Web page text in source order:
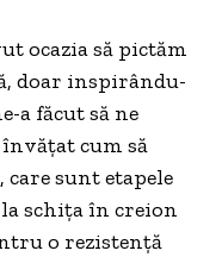
ocazia să pictăm
doar inspirându-
a făcut să ne
cum să
sunt etapele
la schița în creion
o rezistență